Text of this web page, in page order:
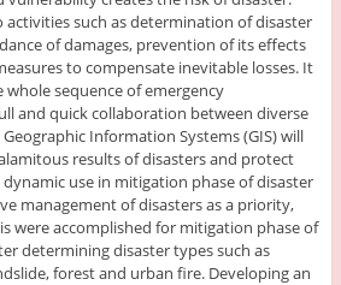
such as determination of disaster
of damages, prevention of its effects
to compensate inevitable losses. It
whole sequence of emergency
and quick collaboration between diverse
Information Systems (GIS) will
results of disasters and protect
use in mitigation phase of disaster
management of disasters as a priority,
were accomplished for mitigation phase of
determining disaster types such as
forest and urban fire. Developing an